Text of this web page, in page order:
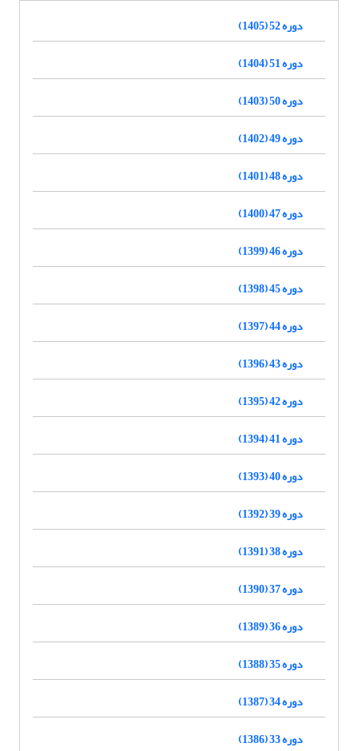
دوره 52 (1405)
دوره 51 (1404)
دوره 50 (1403)
دوره 49 (1402)
دوره 48 (1401)
دوره 47 (1400)
دوره 46 (1399)
دوره 45 (1398)
دوره 44 (1397)
دوره 43 (1396)
دوره 42 (1395)
دوره 41 (1394)
دوره 40 (1393)
دوره 39 (1392)
دوره 38 (1391)
دوره 37 (1390)
دوره 36 (1389)
دوره 35 (1388)
دوره 34 (1387)
دوره 33 (1386)